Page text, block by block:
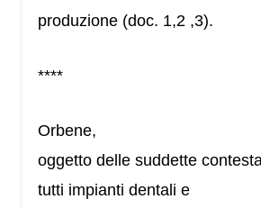
produzione (doc. 1,2 ,3).
****
Orbene,
oggetto delle suddette
tutti impianti dentali e